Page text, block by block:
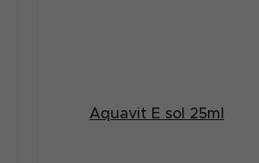
Aquavit E sol 25ml